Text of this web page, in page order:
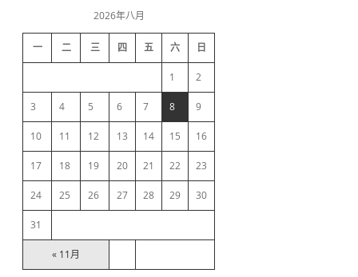
M
架
d
b
a
r
2026年八月
一 二 三 四 五 六 日
« 11月
1 2
3 4 5 6 7 8 9
10 11 12 13 14 15 16
17 18 19 20 21 22 23
24 25 26 27 28 29 30
31